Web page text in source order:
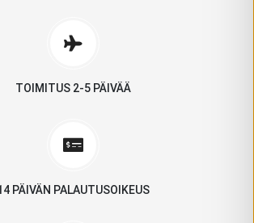
TOIMITUS 2-5 PÄIVÄÄ
PÄIVÄN PALAUTUSOIKEUS